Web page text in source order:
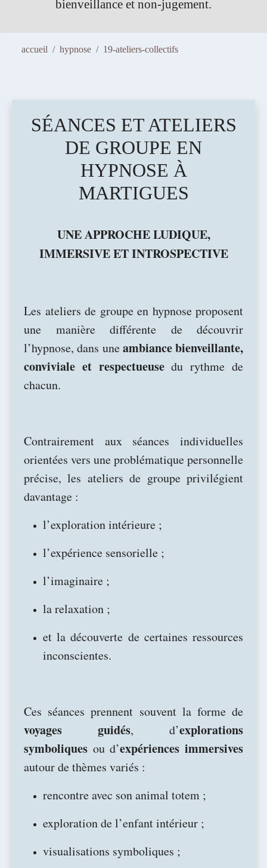
SOPHROLOGIE - HYPNOTHÉRAPIE -
PHOTOSTIMULATION
Avancer et m'épanouir
téléphonique, gratuit et
accueil hypnose 19-ateliers-collectifs
SÉANCES ET ATELIERS
DE GROUPE EN
HYPNOSE À
MARTIGUES
UNE APPROCHE LUDIQUE,
IMMERSIVE ET INTROSPECTIVE
Les ateliers de groupe en hypnose proposent
une manière différente de découvrir
l’hypnose, dans uneambiance bienveillante,
conviviale et respectueusedu rythme de
chacun.
Contrairement aux séances individuelles
orientées vers une problématique personnelle
précise, les ateliers de groupe privilégient
davantage :
l’exploration intérieure ;
l’expérience sensorielle ;
l’imaginaire ;
la relaxation ;
et la découverte de certaines ressources
inconscientes.
Ces séances prennent souvent la forme de
voyages guidés, d’explorations
symboliques ou d’expériences immersives
autour de thèmes variés :
rencontre avec son animal totem ;
exploration de l’enfant intérieur ;
visualisations symboliques ;